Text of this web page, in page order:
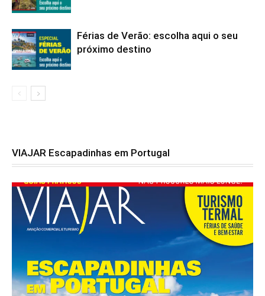
Férias de Verão: escolha aqui o seu
próximo destino
VIAJAR Escapadinhas em Portugal